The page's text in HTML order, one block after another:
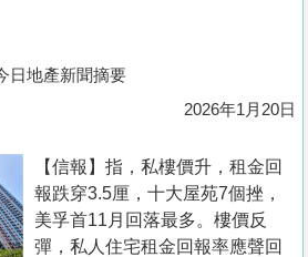
日地產新聞摘要
2026年1月20日
【信報】指，私樓價升，租金回
報跌穿3.5厘，十大屋苑7個挫，
美孚首11月回落最多。樓價反
彈，私人住宅租金回報率應聲回